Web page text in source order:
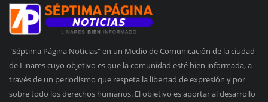
"Séptima Página Noticias" en un Medio de Comunicación de la ciudad
de Linares cuyo objetivo es que la comunidad esté bien informada, a
través de un periodismo que respeta la libertad de expresión y por
sobre todo los derechos humanos. El objetivo es aportar al desarrollo